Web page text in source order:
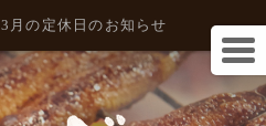
月の定休日のお知らせ